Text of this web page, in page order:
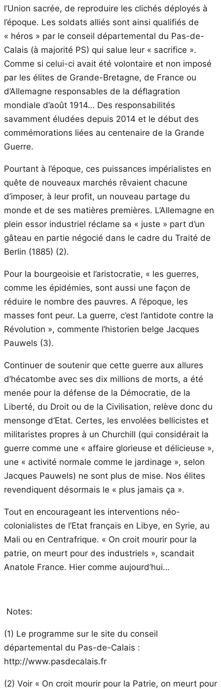
l’Union sacrée, de reproduire les clichés déployés à
l’époque. Les soldats alliés sont ainsi qualifiés de
« héros » par le conseil départemental du Pas-de-
Calais (à majorité PS) qui salue leur « sacrifice ».
Comme si celui-ci avait été volontaire et non imposé
par les élites de Grande-Bretagne, de France ou
d’Allemagne responsables de la déflagration
mondiale d’août 1914… Des responsabilités
savamment éludées depuis 2014 et le début des
commémorations liées au centenaire de la Grande
Guerre.
Pourtant à l’époque, ces puissances impérialistes en
quête de nouveaux marchés rêvaient chacune
d’imposer, à leur profit, un nouveau partage du
monde et de ses matières premières. L’Allemagne en
plein essor industriel réclame sa « juste » part d’un
gâteau en partie négocié dans le cadre du Traité de
Berlin (1885) (2).
Pour la bourgeoisie et l’aristocratie, « les guerres,
comme les épidémies, sont aussi une façon de
réduire le nombre des pauvres. A l’époque, les
masses font peur. La guerre, c’est l’antidote contre la
Révolution », commente l’historien belge Jacques
Pauwels (3).
Continuer de soutenir que cette guerre aux allures
d’hécatombe avec ses dix millions de morts, a été
menée pour la défense de la Démocratie, de la
Liberté, du Droit ou de la Civilisation, relève donc du
mensonge d’Etat. Certes, les envolées bellicistes et
militaristes propres à un Churchill (qui considérait la
guerre comme une « affaire glorieuse et délicieuse »,
une « activité normale comme le jardinage », selon
Jacques Pauwels) ne sont plus de mise. Nos élites
revendiquent désormais le « plus jamais ça ».
Tout en encourageant les interventions néo-
colonialistes de l’Etat français en Libye, en Syrie, au
Mali ou en Centrafrique. « On croit mourir pour la
patrie, on meurt pour des industriels », scandait
Anatole France. Hier comme aujourd’hui…
Notes:
(1) Le programme sur le site du conseil
départemental du Pas-de-Calais :
http://www.pasdecalais.fr
(2) Voir « On croit mourir pour la Patrie, on meurt pour